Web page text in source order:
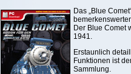
Das „Blue
Der Blue Comet
1941.
Erstaunlich
Funktionen ist
Sammlung.